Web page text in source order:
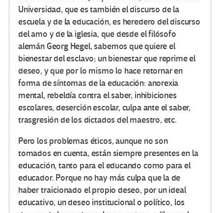
Universidad, que es también el discurso de la
escuela y de la educación, es heredero del discurso
del amo y de la iglesia, que desde el filósofo
alemán Georg Hegel, sabemos que quiere el
bienestar del esclavo; un bienestar que reprime el
deseo, y que por lo mismo lo hace retornar en
forma de síntomas de la educación: anorexia
mental, rebeldía contra el saber, inhibiciones
escolares, deserción escolar, culpa ante el saber,
trasgresión de los dictados del maestro, etc.
Pero los problemas éticos, aunque no son
tomados en cuenta, están siempre presentes en la
educación, tanto para el educando como para el
educador. Porque no hay más culpa que la de
haber traicionado el propio deseo, por un ideal
educativo, un deseo institucional o político, los